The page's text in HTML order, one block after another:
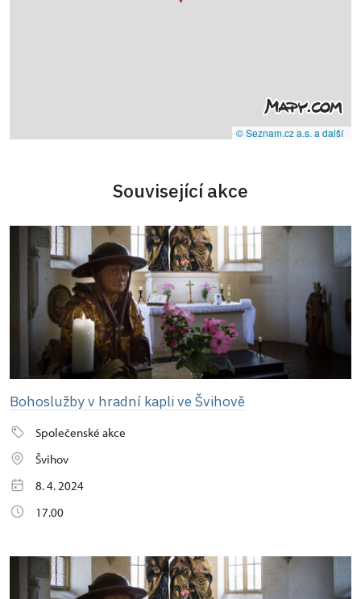
© Seznam.cz a.s. a další
Související akce
Bohoslužby v hradní kapli ve Švihově
Společenské akce
Švihov
8. 4. 2024
17.00